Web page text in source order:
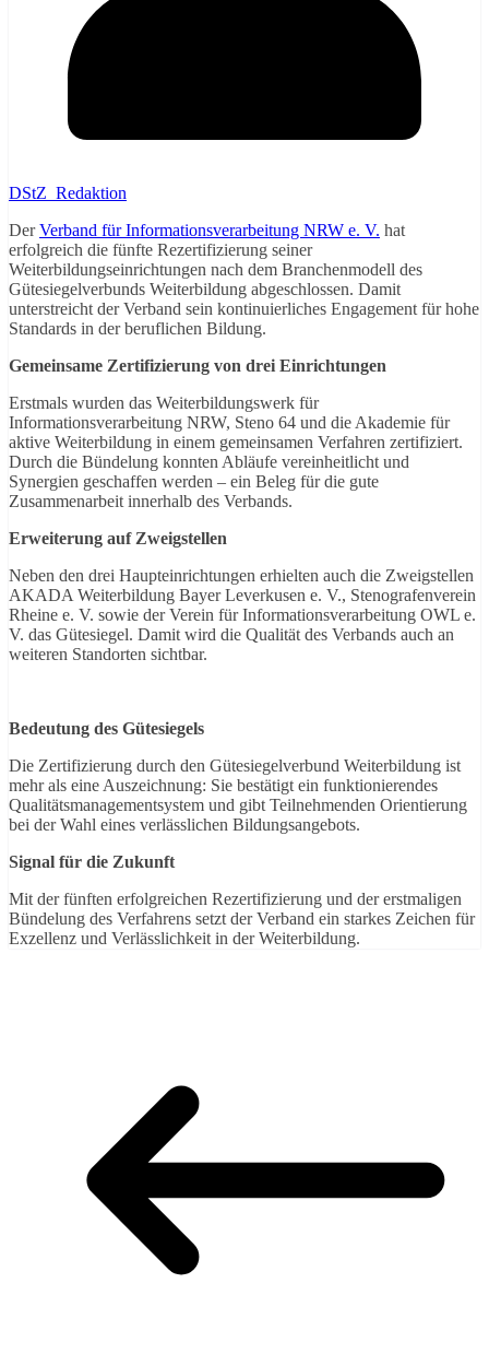
DStZ_Redaktion
DerVerband für Informationsverarbeitung NRW e. V. hat
erfolgreich die fünfte Rezertifizierung seiner
Weiterbildungseinrichtungen nach dem Branchenmodell des
Gütesiegelverbunds Weiterbildung abgeschlossen. Damit
unterstreicht der Verband sein kontinuierliches Engagement für hohe
Standards in der beruflichen Bildung.
Gemeinsame Zertifizierung von drei Einrichtungen
Erstmals wurden das Weiterbildungswerk für
Informationsverarbeitung NRW, Steno 64 und die Akademie für
aktive Weiterbildung in einem gemeinsamen Verfahren zertifiziert.
Durch die Bündelung konnten Abläufe vereinheitlicht und
Synergien geschaffen werden – ein Beleg für die gute
Zusammenarbeit innerhalb des Verbands.
Erweiterung auf Zweigstellen
Neben den drei Haupteinrichtungen erhielten auch die Zweigstellen
AKADA Weiterbildung Bayer Leverkusen e. V., Stenografenverein
Rheine e. V. sowie der Verein für Informationsverarbeitung OWL e.
V. das Gütesiegel. Damit wird die Qualität des Verbands auch an
weiteren Standorten sichtbar.
Bedeutung des Gütesiegels
Die Zertifizierung durch den Gütesiegelverbund Weiterbildung ist
mehr als eine Auszeichnung: Sie bestätigt ein funktionierendes
Qualitätsmanagementsystem und gibt Teilnehmenden Orientierung
bei der Wahl eines verlässlichen Bildungsangebots.
Signal für die Zukunft
Mit der fünften erfolgreichen Rezertifizierung und der erstmaligen
Bündelung des Verfahrens setzt der Verband ein starkes Zeichen für
Exzellenz und Verlässlichkeit in der Weiterbildung.